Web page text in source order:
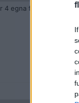
4 egna flipperspel, så